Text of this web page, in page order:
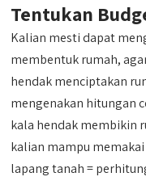
Tentukan
Kalian mesti dapat
membentuk rumah,
hendak menciptakan
mengenakan hitungan
kala hendak membikin
kalian mampu
lapang tanah =